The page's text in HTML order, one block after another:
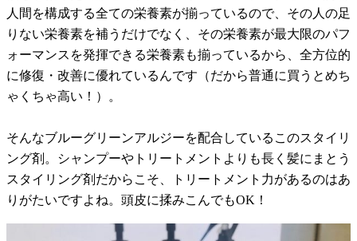
人間を構成する全ての栄養素が揃っているので、その人の足
りない栄養素を補うだけでなく、その栄養素が最大限のパフ
ォーマンスを発揮できる栄養素も揃っているから、全方位的
に修復・改善に優れているんです（だから普通に買うとめち
ゃくちゃ高い！）。
そんなブルーグリーンアルジーを配合しているこのスタイリ
ング剤。シャンプーやトリートメントよりも長く髪にまとう
スタイリング剤だからこそ、トリートメント力があるのはあ
りがたいですよね。頭皮に揉みこんでもOK！